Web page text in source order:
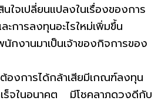
จเปลี่ยนแปลงในเรื่องของการ
ารลงทุนอะไรใหม่เพิ่มขึ้น
กงานมาเป็นเจ้าของกิจการของ
การได้กล้าเสียมีเกณฑ์ลงทุน
เร็จในอนาคต มีโชคลาภดวงดีกับ